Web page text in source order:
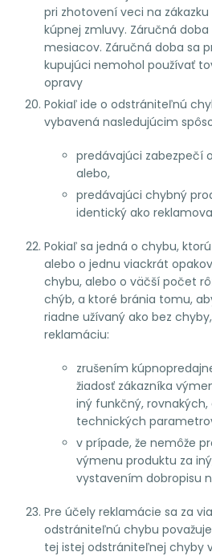
pri zhotovení veci na
kúpnej zmluvy. Záručná
mesiacov. Záručná doba sa
kupujúci nemohol používať
opravy
Pokiaľ ide o odstrániteľnú
vybavená nasledujúcim
predávajúci zabezpečí
alebo,
predávajúci chybný
identický ako
Pokiaľ sa jedná o chybu,
alebo o jednu viackrát
chybu, alebo o väčší počet
chýb, a ktoré bránia tomu,
riadne užívaný ako bez
reklamáciu:
zrušením
žiadosť zákazníka
iný funkčný,
technických
v prípade, že nemôže
výmenu produktu za
vystavením dobropisu
Pre účely reklamácie sa za
odstrániteľnú chybu
tej istej odstrániteľnej chyby